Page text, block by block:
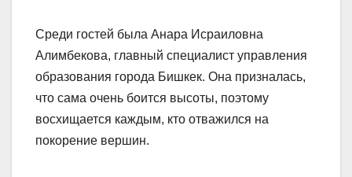
Среди гостей была Анара Исраиловна
Алимбекова, главный специалист управления
образования города Бишкек. Она призналась,
что сама очень боится высоты, поэтому
восхищается каждым, кто отважился на
покорение вершин.